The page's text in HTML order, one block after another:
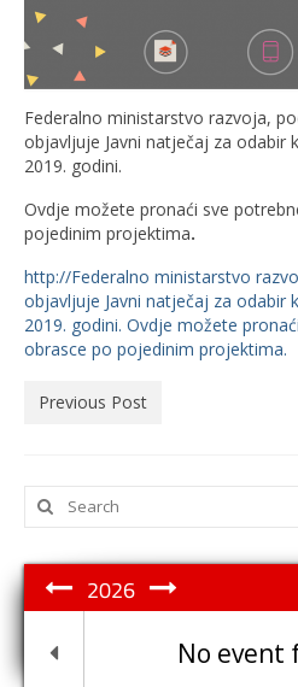
Federalno ministarstvo razvoja,
objavljuje Javni natječaj za odabir
2019. godini.
Ovdje možete pronaći sve
pojedinim projektima.
http://Federalno ministarstvo
objavljuje Javni natječaj za odabir
2019. godini. Ovdje možete
obrasce po pojedinim projektima.
Previous Post
Search
for:
2026
No event